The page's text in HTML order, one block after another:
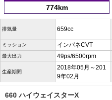
774km
排気量 659cc
ミッション インパネCVT
最大出力 49ps/6500rpm
生産期間
2018年05月～201
9年02月
660 ハイウェイスターX